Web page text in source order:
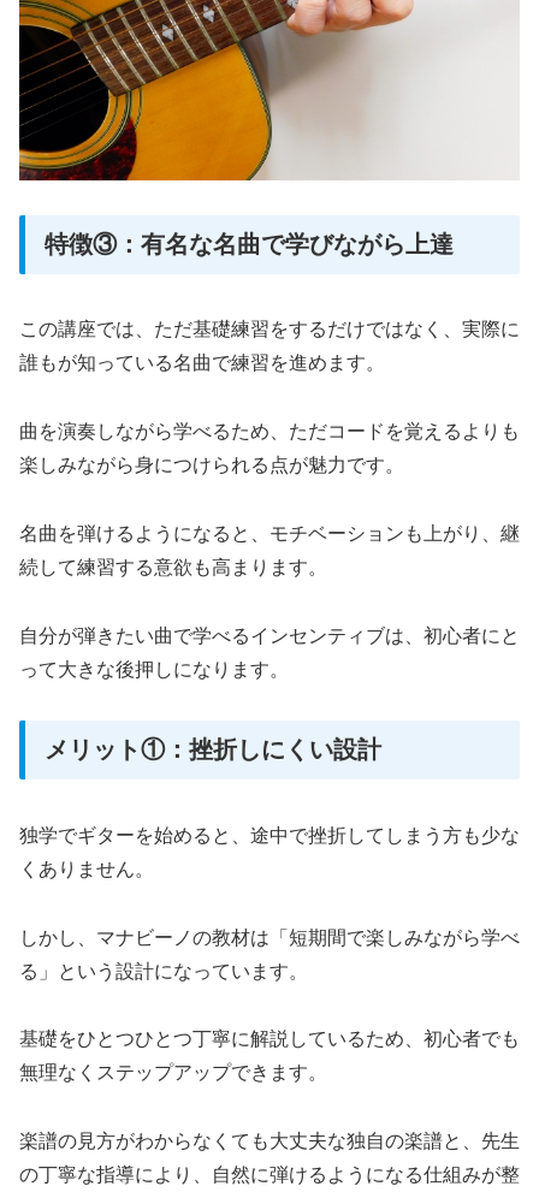
特徴③：有名な名曲で学びながら上達
この講座では、ただ基礎練習をするだけではなく、実際に
誰もが知っている名曲で練習を進めます。
曲を演奏しながら学べるため、ただコードを覚えるよりも
楽しみながら身につけられる点が魅力です。
名曲を弾けるようになると、モチベーションも上がり、継
続して練習する意欲も高まります。
自分が弾きたい曲で学べるインセンティブは、初心者にと
って大きな後押しになります。
メリット①：挫折しにくい設計
独学でギターを始めると、途中で挫折してしまう方も少な
くありません。
しかし、マナビーノの教材は「短期間で楽しみながら学べ
る」という設計になっています。
基礎をひとつひとつ丁寧に解説しているため、初心者でも
無理なくステップアップできます。
楽譜の見方がわからなくても大丈夫な独自の楽譜と、先生
の丁寧な指導により、自然に弾けるようになる仕組みが整